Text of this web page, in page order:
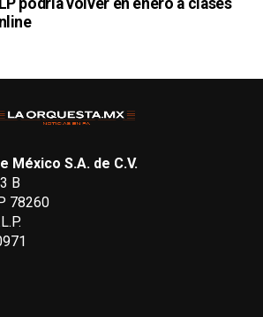
México S.A. de C.V.
B
78260